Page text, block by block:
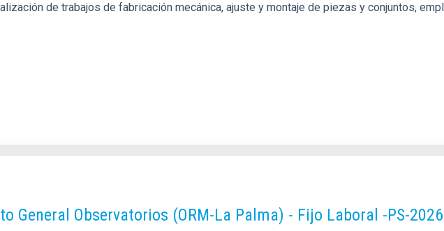
de trabajos de fabricación mecánica, ajuste y montaje de piezas y conjuntos,
General Observatorios (ORM-La Palma) - Fijo Laboral -PS-